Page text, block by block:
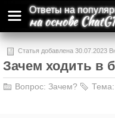
Ответы на
на основе
Статья добавлена 30.07.2023
и может содержать ошибки и
Зачем ходить в
Вопрос: Зачем? Тема: